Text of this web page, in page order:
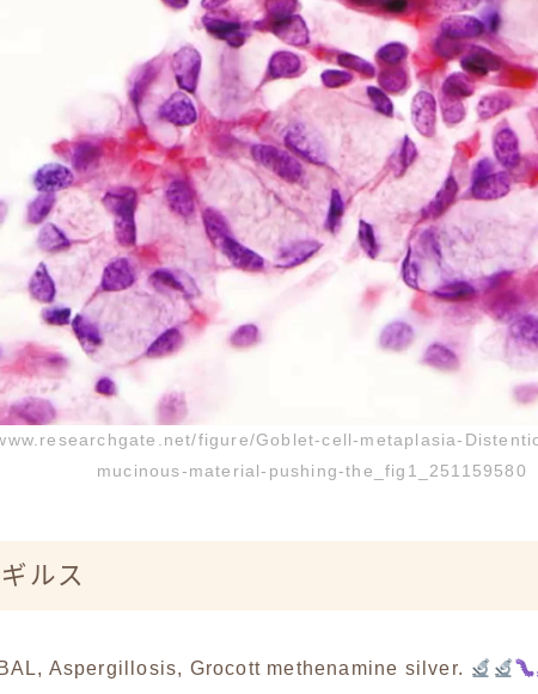
figure/Goblet-cell-metaplasia-
mucinous-material-pushing-the_fig1_251159580
ルス
Aspergillosis, Grocott methenamine silver.